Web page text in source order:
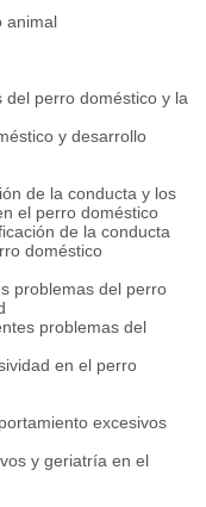
animal
perro doméstico y la
y desarrollo
de la conducta y los
el perro doméstico
de la conducta
doméstico
problemas del perro
problemas del
en el perro
excesivos
y geriatría en el